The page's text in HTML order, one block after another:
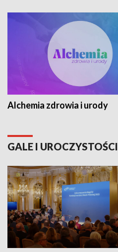
Alchemia zdrowia i urody
GALE I UROCZYSTOŚCI